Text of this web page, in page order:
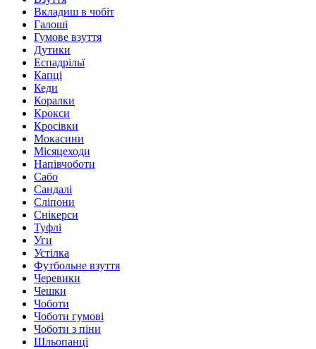
Вкладиш в чобіт
Галоші
Гумове взуття
Дутики
Еспадрільї
Капці
Кеди
Коралки
Крокси
Кросівки
Мокасини
Місяцеходи
Напівчоботи
Сабо
Сандалі
Сліпони
Снікерси
Туфлі
Уги
Устілка
Футбольне взуття
Черевики
Чешки
Чоботи
Чоботи гумові
Чоботи з піни
Шльопанці